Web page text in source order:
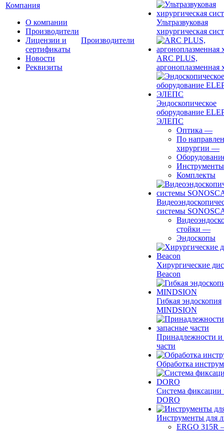
Компания
О компании
Производители
Лицензии и
сертификаты
Новости
Реквизиты
Производители
Ультразвуковая
хирургическая
ARC PLUS,
аргоноплазменная
Эндоскопическое
оборудование
ЭЛЕПС
Оптика —
По
хирургии —
Инструменты
Комплекты
системы
стойки —
Эндоскопы
Хирургические
Beacon
Гибкая эндоскопия
MINDSION
Принадлежности и
части
Обработка
Система фиксации
DORO
Инструменты для
ERGO 315R